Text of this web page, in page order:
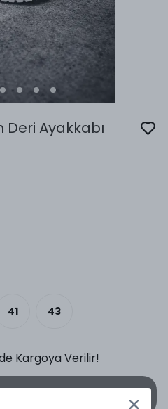
Deri Ayakkabı
41 43
Kargoya Verilir!